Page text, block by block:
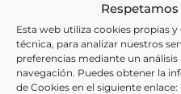
Esta web utiliza cookies propias
técnica, para analizar nuestros
preferencias mediante un
navegación. Puedes obtener la
de Cookies en el siguiente enlace:
Oficiales
Sociedad de Oficiales
Logroño - [1900]